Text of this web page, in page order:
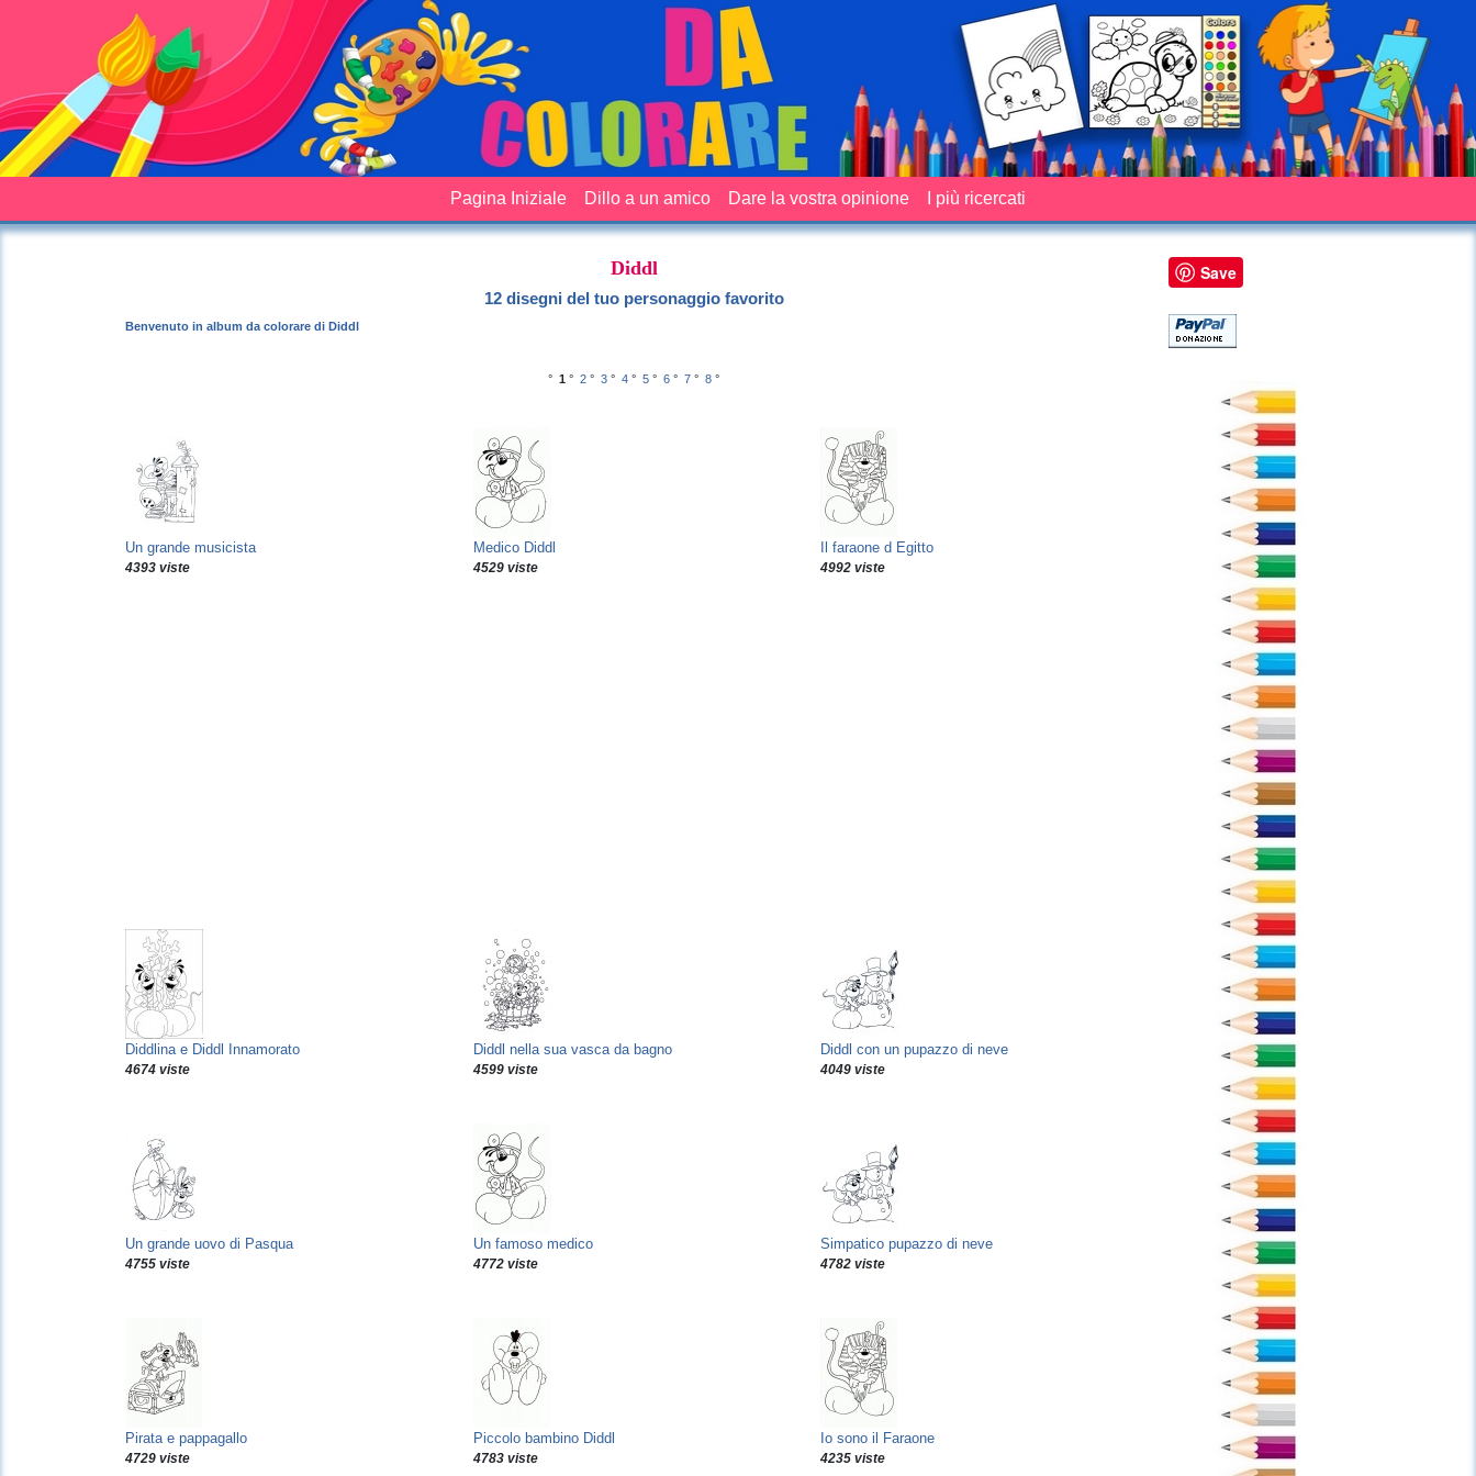
Pagina Iniziale Dillo a un amico Dare la vostra opinione I più ricercati
Diddl
12 disegni del tuo personaggio favorito
Benvenuto in album da colorare di Diddl
° 1 ° 2 ° 3 ° 4 ° 5 ° 6 ° 7 ° 8 °
Un grande musicista
4393 viste
Medico Diddl
4529 viste
Il faraone d Egitto
4992 viste
Diddlina e Diddl Innamorato
4674 viste
Diddl nella sua vasca da bagno
4599 viste
Diddl con un pupazzo di neve
4049 viste
Un grande uovo di Pasqua
4755 viste
Un famoso medico
4772 viste
Simpatico pupazzo di neve
4782 viste
Pirata e pappagallo
4729 viste
Piccolo bambino Diddl
4783 viste
Io sono il Faraone
4235 viste
Save